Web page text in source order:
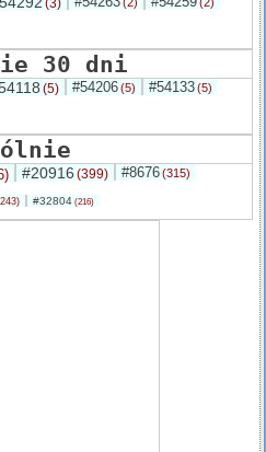
(3)
30 dni
(5) #54206(5) #54133(5)
#20916 (399) #8676(315)
#32804 (216)